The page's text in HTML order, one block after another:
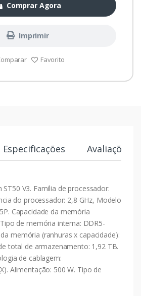
Comprar Agora
Imprimir
Favorito
Especificações Avaliações
V3. Família de processador:
do processador: 2,8 GHz, Modelo
Capacidade da memória
de memória interna: DDR5-
memória (ranhuras x capacidade):
total de armazenamento: 1,92 TB.
de cablagem:
Alimentação: 500 W. Tipo de